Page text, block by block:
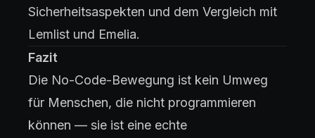
Sicherheitsaspekten und dem Vergleich mit
Lemlist und Emelia.
Fazit
Die No-Code-Bewegung ist kein Umweg
für Menschen, die nicht programmieren
können — sie ist eine echte